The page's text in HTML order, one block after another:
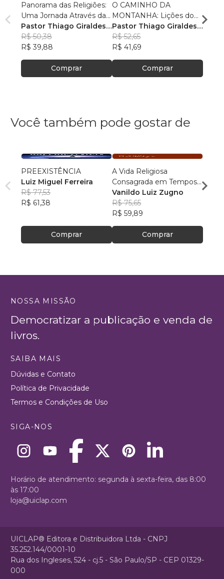
Panorama das Religiões:
Uma Jornada Através da
Diversidade Espiritual
Pastor Thiago Giraldes
Sanchez
R$ 50,38
R$ 39,88
Comprar
O CAMINHO DA
MONTANHA: Lições do
Sermão de Jesus
Pastor Thiago Giraldes
Sanchez
R$ 52,65
R$ 41,69
Comprar
O
no
Você também pode gostar de
PREEXISTÊNCIA
Luiz Miguel Ferreira
R$ 77,53
R$ 61,38
Comprar
A Vida Religiosa
Consagrada em Tempos
de Papa Francisco
Vanildo Luiz Zugno
R$ 75,65
R$ 59,89
Comprar
NOSSA MISSÃO
Democratizar a publicação e venda de
livros.
SAIBA MAIS
Dúvidas e Contato
Política de Privacidade
Termos e Condições de Uso
SIGA-NOS
Horário de atendimento: segunda à sexta-feira, das 8:00
às 17:00
loja@uiclap.com
UICLAP® Editora e Distribuidora Ltda - CNPJ
35.252.144/0001-10
Rua dos Ingleses, 524 - cj.5 - São Paulo/SP - CEP 01329-
000